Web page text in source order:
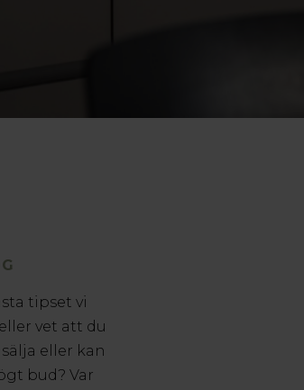
tipset vi
vet att du
eller kan
bud? Var